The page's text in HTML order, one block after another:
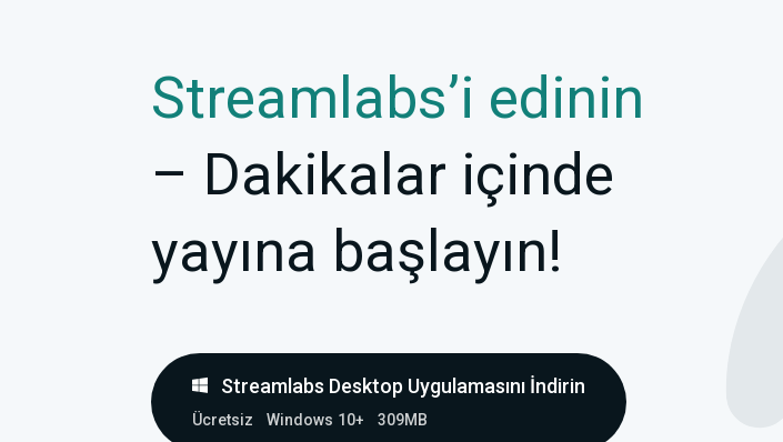
Streamlabs’i edinin
– Dakikalar içinde
yayına başlayın!
Streamlabs Desktop Uygulamasını İndirin
Ücretsiz Windows 10+ 309MB